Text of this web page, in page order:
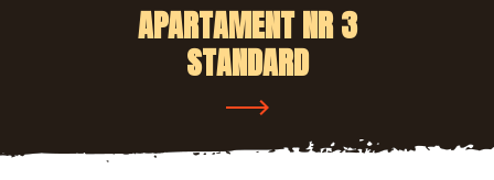
APARTAMENT NR 3
STANDARD